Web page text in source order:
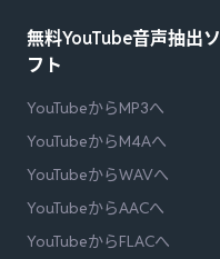
無料YouTube音声抽出ソ
フト
YouTubeからMP3へ
YouTubeからM4Aへ
YouTubeからWAVへ
YouTubeからAACへ
YouTubeからFLACへ